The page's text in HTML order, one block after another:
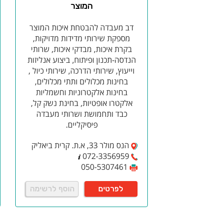
המוצר
דב מעבדה להבטחת איכות המוצר
מספקת שירותי מדידות מדויקות,
בקרת איכות, מבדקי איכות, שרותי
הנדסה-תכנון ופיתוח, ביצוע אנליזות
וייעוץ, שירותי הדרכה, שירותי כיול ,
בחינות מכלולים ותתי מכלולים,
בחינות אלקטרוניות וחשמליות
אלקטרו אופטיות, בחינת נשק קל,
כבד ותחמושת ושרותי מעבדה
פיסיקליים.
הנס מולר 33, א.ת. קרית ביאליק
072-3356959
050-5307461
לפרטים הוסף לרשימה